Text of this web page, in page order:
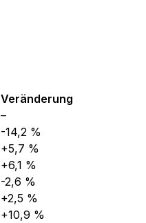
Veränderung
–
-14,2 %
+5,7 %
+6,1 %
-2,6 %
+2,5 %
+10,9 %